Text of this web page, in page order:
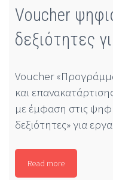
Voucher
δεξιότητες
Voucher
και
με έμφαση στις
δεξιότητες» για
Read more